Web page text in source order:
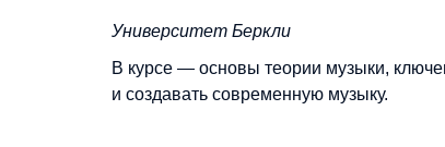
Университет Беркли
В курсе — основы теории музыки,
и создавать современную музыку.